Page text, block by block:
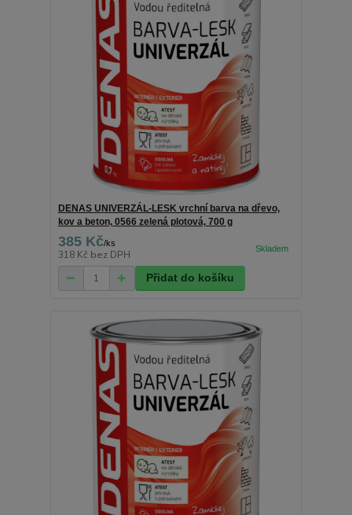
DENAS UNIVERZÁL-LESK vrchní barva na dřevo,
kov a beton, 0566 zelená plotová, 700 g
385 Kč/ks
318 Kč bez DPH
Přidat do košíku